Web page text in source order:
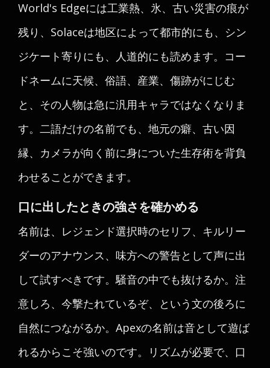
World's Edgeには工業熱、氷、古い災害の痕が
残り、Solaceは地区によって都市的にも、シン
ジケート寄りにも、人道的にも読めます。コー
ドネームに天候、俗語、産業、傷跡がにじむ
と、その人物は急に汎用キャラではなくなりま
す。二語だけの名前でも、地元の癖、古い因
縁、カメラが向く前に身についた生存術を背負
わせることができます。
口に出したときの強さを確かめる
名前は、レジェンド選択時のセリフ、キルリー
ダーのアナウンス、味方への警告として声に出
して試すべきです。騒音の中でも抜けるか。注
意しろ、今撃たれているぞ、という文の後ろに
自然につながるか。Apexの名前は音として遊ば
れるからこそ強いのです。リズムが必要で、口